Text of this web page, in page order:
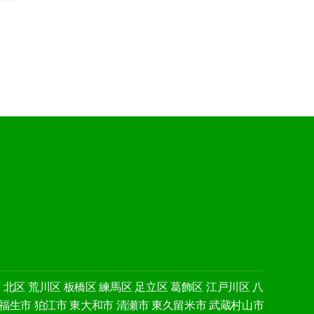
北区 荒川区 板橋区 練馬区 足立区 葛飾区 江戸川区 八
生市 狛江市 東大和市 清瀬市 東久留米市 武蔵村山市